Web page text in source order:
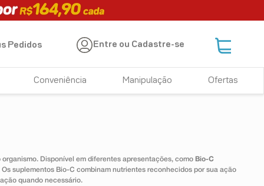
Pedidos Entre ou Cadastre-se
Conveniência Manipulação Ofertas
Disponível em diferentes apresentações, como Bio-C
suplementos Bio-C combinam nutrientes reconhecidos por sua ação
quando necessário.